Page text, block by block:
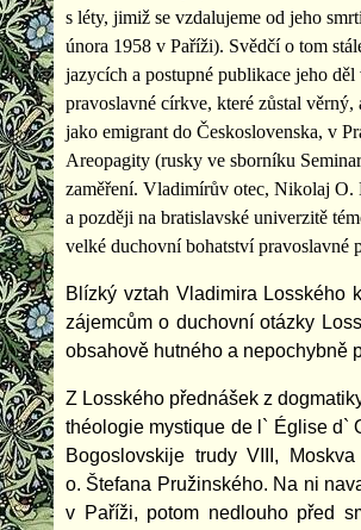
s léty, jimiž se vzdalujeme od jeho
února 1958 v Paříži). Svědčí o tom
jazycích a postupné publikace jeho
pravoslavné církve, které zůstal
jako emigrant do Československa, v
Areopagity (rusky ve sborníku
zaměření. Vladimírův otec, Nikolaj
a později na bratislavské univerzitě
velké duchovní bohatství pravoslavné
Blízký vztah Vladimira Losského
zájemcům o duchovní otázky
obsahově hutného a nepochybně
Z Losského přednášek z
théologie mystique de l` Église d`
Bogoslovskije trudy VIII,
o. Štefana Pružinského. Na ni
v Paříži, potom nedlouho před